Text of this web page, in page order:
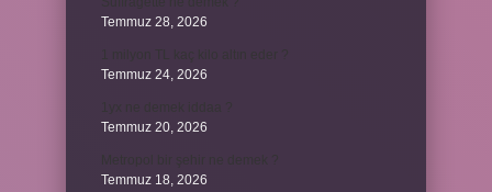
Temmuz 28, 2026
Temmuz 24, 2026
Temmuz 20, 2026
Temmuz 18, 2026